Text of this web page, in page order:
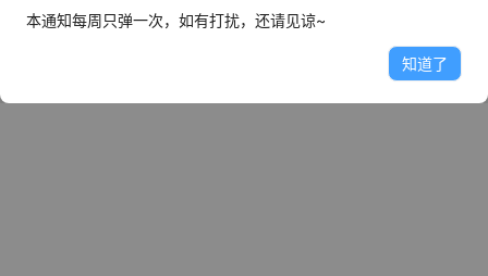
本通知每周只弹一次，如有打扰，还请见谅~
知道了